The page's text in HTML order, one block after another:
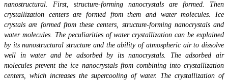
nanostructural. First, structure-forming nanocrystals are formed. Then
crystallization centers are formed from them and water molecules. Ice
crystals are formed from these centers, structure-forming nanocrystals and
water molecules. The peculiarities of water crystallization can be explained
by its nanostructural structure and the ability of atmospheric air to dissolve
well in water and be adsorbed by its nanocrystals. The adsorbed air
molecules prevent the ice nanocrystals from combining into crystallization
centers, which increases the supercooling of water. The crystallization of